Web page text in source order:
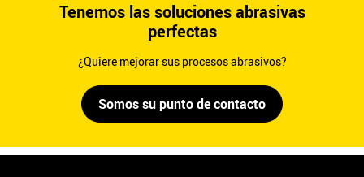
Tenemos las soluciones abrasivas
perfectas
¿Quiere mejorar sus procesos abrasivos?
Somos su punto de contacto